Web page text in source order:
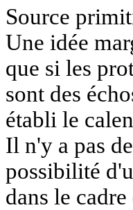
Source
Une idée
que si les
sont des
établi le
Il n'y a pas
possibilité
dans le